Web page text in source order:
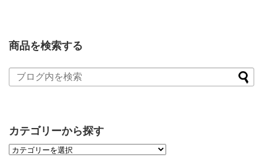
商品を検索する
カテゴリーから探す